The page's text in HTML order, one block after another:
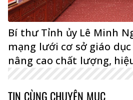
Bí thư Tỉnh ủy Lê Minh
mạng lưới cơ sở giáo
nâng cao chất lượng,
TIN CÙNG CHUYÊN MỤC